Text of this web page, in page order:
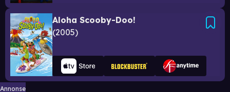
Aloha Scooby-Doo!
2005
Annonse